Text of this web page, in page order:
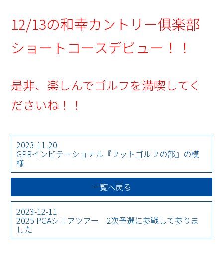
12/13の和幸カントリー俱楽部
ショートコースデビュー！！
是非、楽しんでゴルフを満喫してく
ださいね！！
2023-11-20
GPRインビテーショナル『フットゴルフの部』の模
様
一覧へ戻る
2023-12-11
2025 PGAシニアツアー 2次予選に参戦して参りま
した